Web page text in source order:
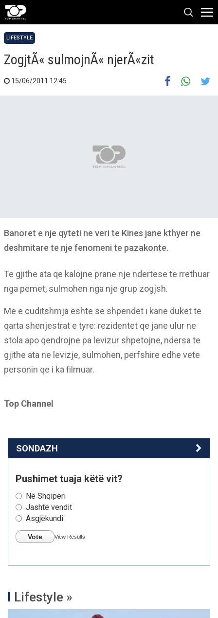
LIFESTYLE
ZogjtÃ« sulmojnÃ« njerÃ«zit
15/06/2011 12:45
Banoret e nje qyteti ne veri te Kines jane kthyer ne
deshmitare te nje fenomeni te pazakonte.
Te gjithe ata qe kalojne prane nje ndertese te rrethuar
nga pemet, sulmohen nga nje grup zogjsh.
Me e cuditshmja eshte se shpendet i kane duket te
qarta shenjestrat e tyre: rezidentet qe jane ulur ne
stola apo qendrojne pa levizur shpetojne, ndersa te
gjithe ata ne levizje, sulmohen, perfshire edhe vete
personin qe i ka filmuar.
Top Channel
SONDAZH
Pushimet tuaja këtë vit?
Në Shqipëri
Jashtë vendit
Asgjëkundi
Vote View Results
Lifestyle »